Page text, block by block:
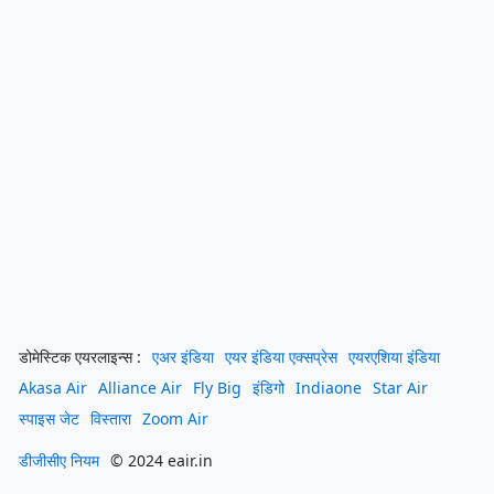
डोमेस्टिक एयरलाइन्स : एअर इंडिया एयर इंडिया एक्सप्रेस एयरएशिया इंडिया
Akasa Air Alliance Air Fly Big इंडिगो Indiaone Star Air
स्पाइस जेट विस्तारा Zoom Air
डीजीसीए नियम © 2024 eair.in